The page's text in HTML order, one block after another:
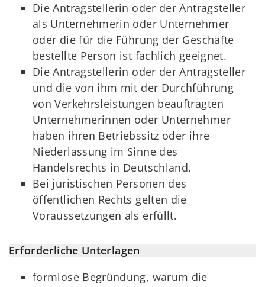
Die Antragstellerin oder der Antragsteller
als Unternehmerin oder Unternehmer
oder die für die Führung der Geschäfte
bestellte Person ist fachlich geeignet.
Die Antragstellerin oder der Antragsteller
und die von ihm mit der Durchführung
von Verkehrsleistungen beauftragten
Unternehmerinnen oder Unternehmer
haben ihren Betriebssitz oder ihre
Niederlassung im Sinne des
Handelsrechts in Deutschland.
Bei juristischen Personen des
öffentlichen Rechts gelten die
Voraussetzungen als erfüllt.
Erforderliche Unterlagen
formlose Begründung, warum die